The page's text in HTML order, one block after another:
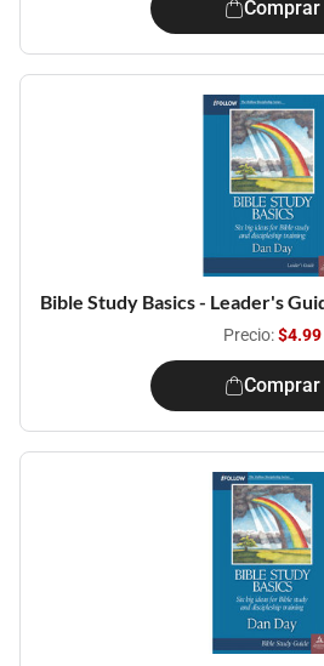
Comprar
Bible Study Basics - Leader's
Precio:$4.99
Comprar